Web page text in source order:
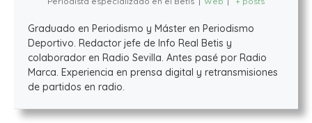
Graduado en Periodismo y Máster en Periodismo
Deportivo. Redactor jefe de Info Real Betis y
colaborador en Radio Sevilla. Antes pasé por Radio
Marca. Experiencia en prensa digital y retransmisiones
de partidos en radio.